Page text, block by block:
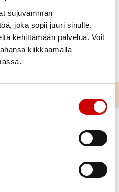
sujuvamman
joka sopii juuri sinulle.
kehittämään palvelua. Voit
klikkaamalla
uusia